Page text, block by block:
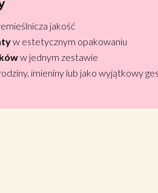
jakość
w estetycznym opakowaniu
w jednym zestawie
imieniny lub jako wyjątkowy